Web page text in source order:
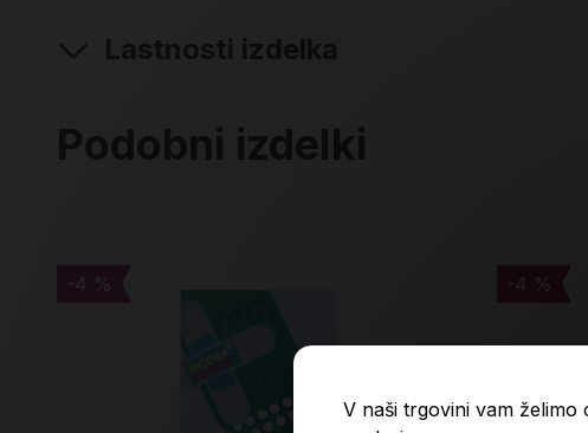
Lastnosti izdelka
Podobni izdelki
-4 %
-4 % -4 %
-4 %
V naši trgovini vam